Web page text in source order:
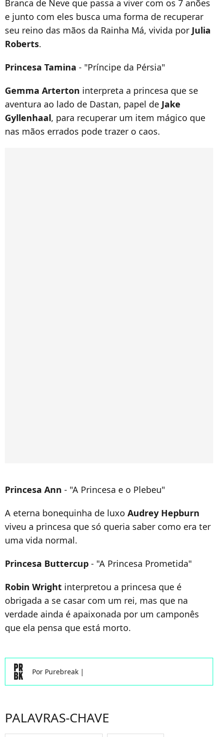
Branca de Neve que passa a viver com os 7 anões
e junto com eles busca uma forma de recuperar
seu reino das mãos da Rainha Má, vivida por Julia
Roberts.
Princesa Tamina - "Príncipe da Pérsia"
Gemma Arterton interpreta a princesa que se
aventura ao lado de Dastan, papel de Jake
Gyllenhaal, para recuperar um item mágico que
nas mãos errados pode trazer o caos.
Princesa Ann - "A Princesa e o Plebeu"
A eterna bonequinha de luxo Audrey Hepburn
viveu a princesa que só queria saber como era ter
uma vida normal.
Princesa Buttercup - "A Princesa Prometida"
Robin Wright interpretou a princesa que é
obrigada a se casar com um rei, mas que na
verdade ainda é apaixonada por um camponês
que ela pensa que está morto.
Por Purebreak |
PALAVRAS-CHAVE